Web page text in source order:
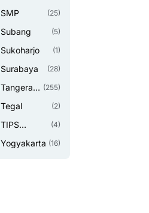
SMP (25)
Subang (5)
Sukoharjo (1)
Surabaya (28)
Tangerang (255)
Tegal (2)
TIPS
Kerja
(4)
Yogyakarta (16)